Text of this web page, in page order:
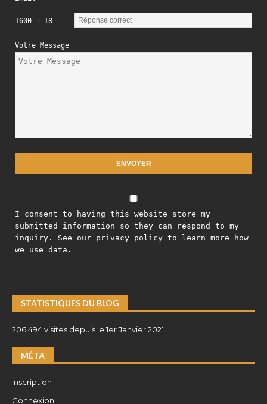
1600 + 18
Votre Message
I consent to having this website store my
submitted information so they can respond to my
inquiry. See our privacy policy to learn more how
we use data.
STATISTIQUES DU BLOG
206 494 visites depuis le 1er Janvier 2021.
MÉTA
Inscription
Connexion